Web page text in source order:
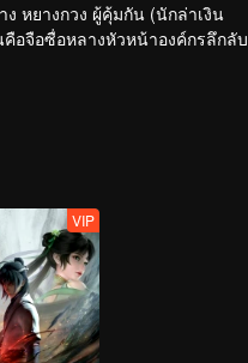
หยางกวง ผู้คุ้มกัน (นักล่าเงิน
คือจือซื่อหลางหัวหน้าองค์กรลึกลับ
การลอบสังหารไม่ใช่เป้าหมาย
VIP